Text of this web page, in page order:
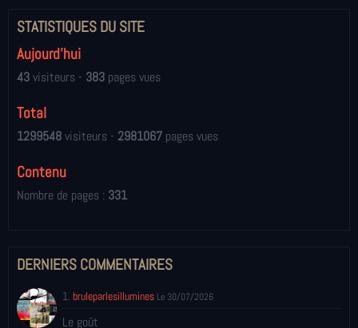
STATISTIQUES DU SITE
Aujourd'hui
43visiteurs - 383 pages vues
Total
1299548visiteurs - 2981067 pages vues
Contenu
Nombre de pages : 331
DERNIERS COMMENTAIRES
1. bruleparlesillumines Le 30/07/2026
Le goût